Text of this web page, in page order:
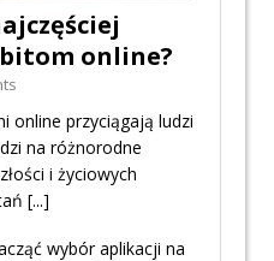
online?
online przyciągają ludzi
na różnorodne
i życiowych
[...]
wybór aplikacji na